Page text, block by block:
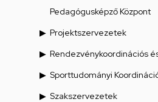
Pedagógusképző Központ
Projektszervezetek
Rendezvénykoordinációs
Sporttudományi
Szakszervezetek